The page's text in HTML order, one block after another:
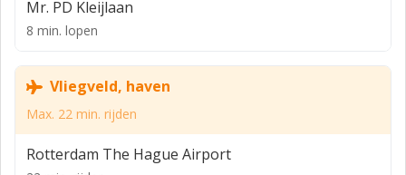
waar het Sprengelpark zal worden gebouwd ligt aan de
noord-oost zijde van het bedrijventerrein “Kleine Vink”.
De ontsluiting zal plaatsvinden via 2 toegangswegen
vanaf het bedrijventerrein “Kleine Vink”.
Start bouw/oplevering
In oktober 2024 is met de bouw aangevangen. De
oplevering staat gepland voor april 2026.
Mr. PD Kleijlaan
8 min. lopen
Vliegveld, haven
Max. 22 min. rijden
Rotterdam The Hague Airport